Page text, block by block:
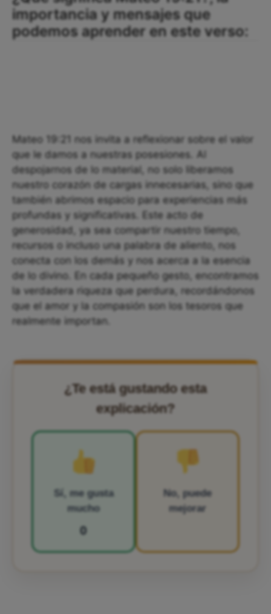
importancia y mensajes que
podemos aprender en este verso:
Mateo 19:21 nos invita a reflexionar sobre el valor
que le damos a nuestras posesiones. Al
despojarnos de lo material, no solo liberamos
nuestro corazón de cargas innecesarias, sino que
también abrimos espacio para experiencias más
profundas y significativas. Este acto de
generosidad, ya sea compartir nuestro tiempo,
recursos o incluso una palabra de aliento, nos
conecta con los demás y nos acerca a la esencia
de lo divino. En cada pequeño gesto, encontramos
la verdadera riqueza que perdura, recordándonos
que el amor y la compasión son los tesoros que
realmente importan.
¿Te está gustando esta
explicación?
Sí, me gusta
mucho
0
No, puede
mejorar